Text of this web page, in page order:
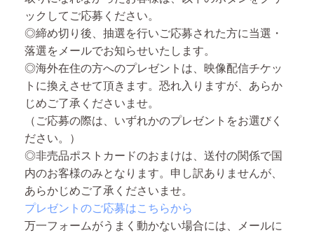
ックしてご応募ください。
◎締め切り後、抽選を行いご応募された方に当選・
落選をメールでお知らせいたします。
◎海外在住の方へのプレゼントは、映像配信チケッ
トに換えさせて頂きます。恐れ入りますが、あらか
じめご了承くださいませ。
（ご応募の際は、いずれかのプレゼントをお選びく
ださい。）
◎非売品ポストカードのおまけは、送付の関係で国
内のお客様のみとなります。申し訳ありませんが、
あらかじめご了承くださいませ。
プレゼントのご応募はこちらから
万一フォームがうまく動かない場合には、メールに